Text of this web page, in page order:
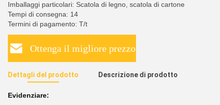
Imballaggi particolari: Scatola di legno, scatola di cartone
Tempi di consegna: 14
Termini di pagamento: T/t
Ottenga il migliore prezzo
Dettagli del prodotto Descrizione di prodotto
Evidenziare: